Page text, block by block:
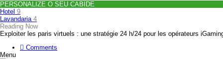
PERSONALIZE O SEU CABIDE
Hotel 9
Lavandaria 4
Reading Now
Exploiter les paris virtuels : une stratégie 24 h/24 pour les opérateurs
Comments
Menu